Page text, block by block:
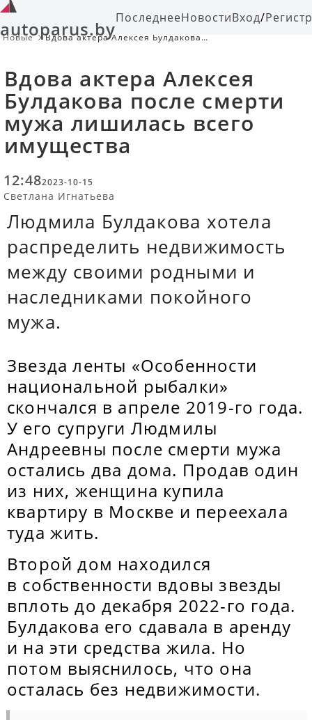
autoparus.byПоследнееНовостиВход/
Новые
Вдова актера Алексея Булдакова
Вдова актера Алексея
Булдакова после смерти
мужа лишилась всего
имущества
12:482023-10-15
Светлана Игнатьева
Людмила Булдакова хотела
распределить недвижимость
между своими родными и
наследниками покойного
мужа.
Звезда ленты «Особенности
национальной рыбалки»
скончался в апреле 2019-го года.
У его супруги Людмилы
Андреевны после смерти мужа
остались два дома. Продав один
из них, женщина купила
квартиру в Москве и переехала
туда жить.
Второй дом находился
в собственности вдовы звезды
вплоть до декабря 2022-го года.
Булдакова его сдавала в аренду
и на эти средства жила. Но
потом выяснилось, что она
осталась без недвижимости.